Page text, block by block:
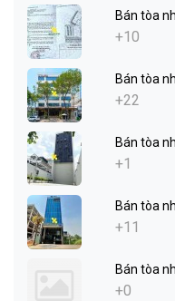
Bán tòa
+10
Bán tòa
+22
Bán tòa
+1
Bán tòa
+11
Bán tòa
+0